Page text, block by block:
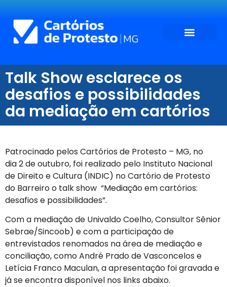
Talk Show esclarece os
desafios e possibilidades
da mediação em cartórios
Patrocinado pelos Cartórios de Protesto – MG, no
dia 2 de outubro, foi realizado pelo Instituto Nacional
de Direito e Cultura (INDIC) no Cartório de Protesto
do Barreiro o talk show “Mediação em cartórios:
desafios e possibilidades”.
Com a mediação de Univaldo Coelho, Consultor Sênior
Sebrae/Sincoob) e com a participação de
entrevistados renomados na área de mediação e
conciliação, como André Prado de Vasconcelos e
Letícia Franco Maculan, a apresentação foi gravada e
já se encontra disponível nos links abaixo.